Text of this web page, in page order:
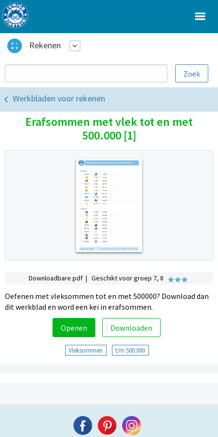
Rekenen
Werkbladen voor rekenen
Erafsommen met vlek tot en met
500.000 [1]
Downloadbare pdf | Geschikt voor groep 7, 8
Oefenen met vleksommen tot en met 500000? Download dan
dit werkblad en word een kei in erafsommen.
Openen Downloaden
Vleksommen t/m 500.000